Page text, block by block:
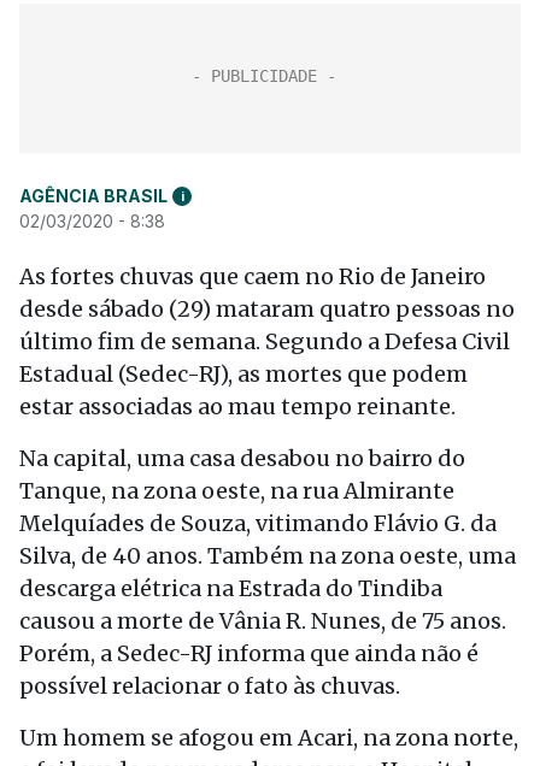
AGÊNCIA BRASIL i
02/03/2020 - 8:38
As fortes chuvas que caem no Rio de Janeiro
desde sábado (29) mataram quatro pessoas no
último fim de semana. Segundo a Defesa Civil
Estadual (Sedec-RJ), as mortes que podem
estar associadas ao mau tempo reinante.
Na capital, uma casa desabou no bairro do
Tanque, na zona oeste, na rua Almirante
Melquíades de Souza, vitimando Flávio G. da
Silva, de 40 anos. Também na zona oeste, uma
descarga elétrica na Estrada do Tindiba
causou a morte de Vânia R. Nunes, de 75 anos.
Porém, a Sedec-RJ informa que ainda não é
possível relacionar o fato às chuvas.
Um homem se afogou em Acari, na zona norte,